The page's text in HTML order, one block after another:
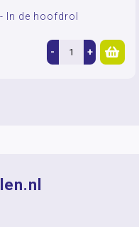
In de hoofdrol
- +